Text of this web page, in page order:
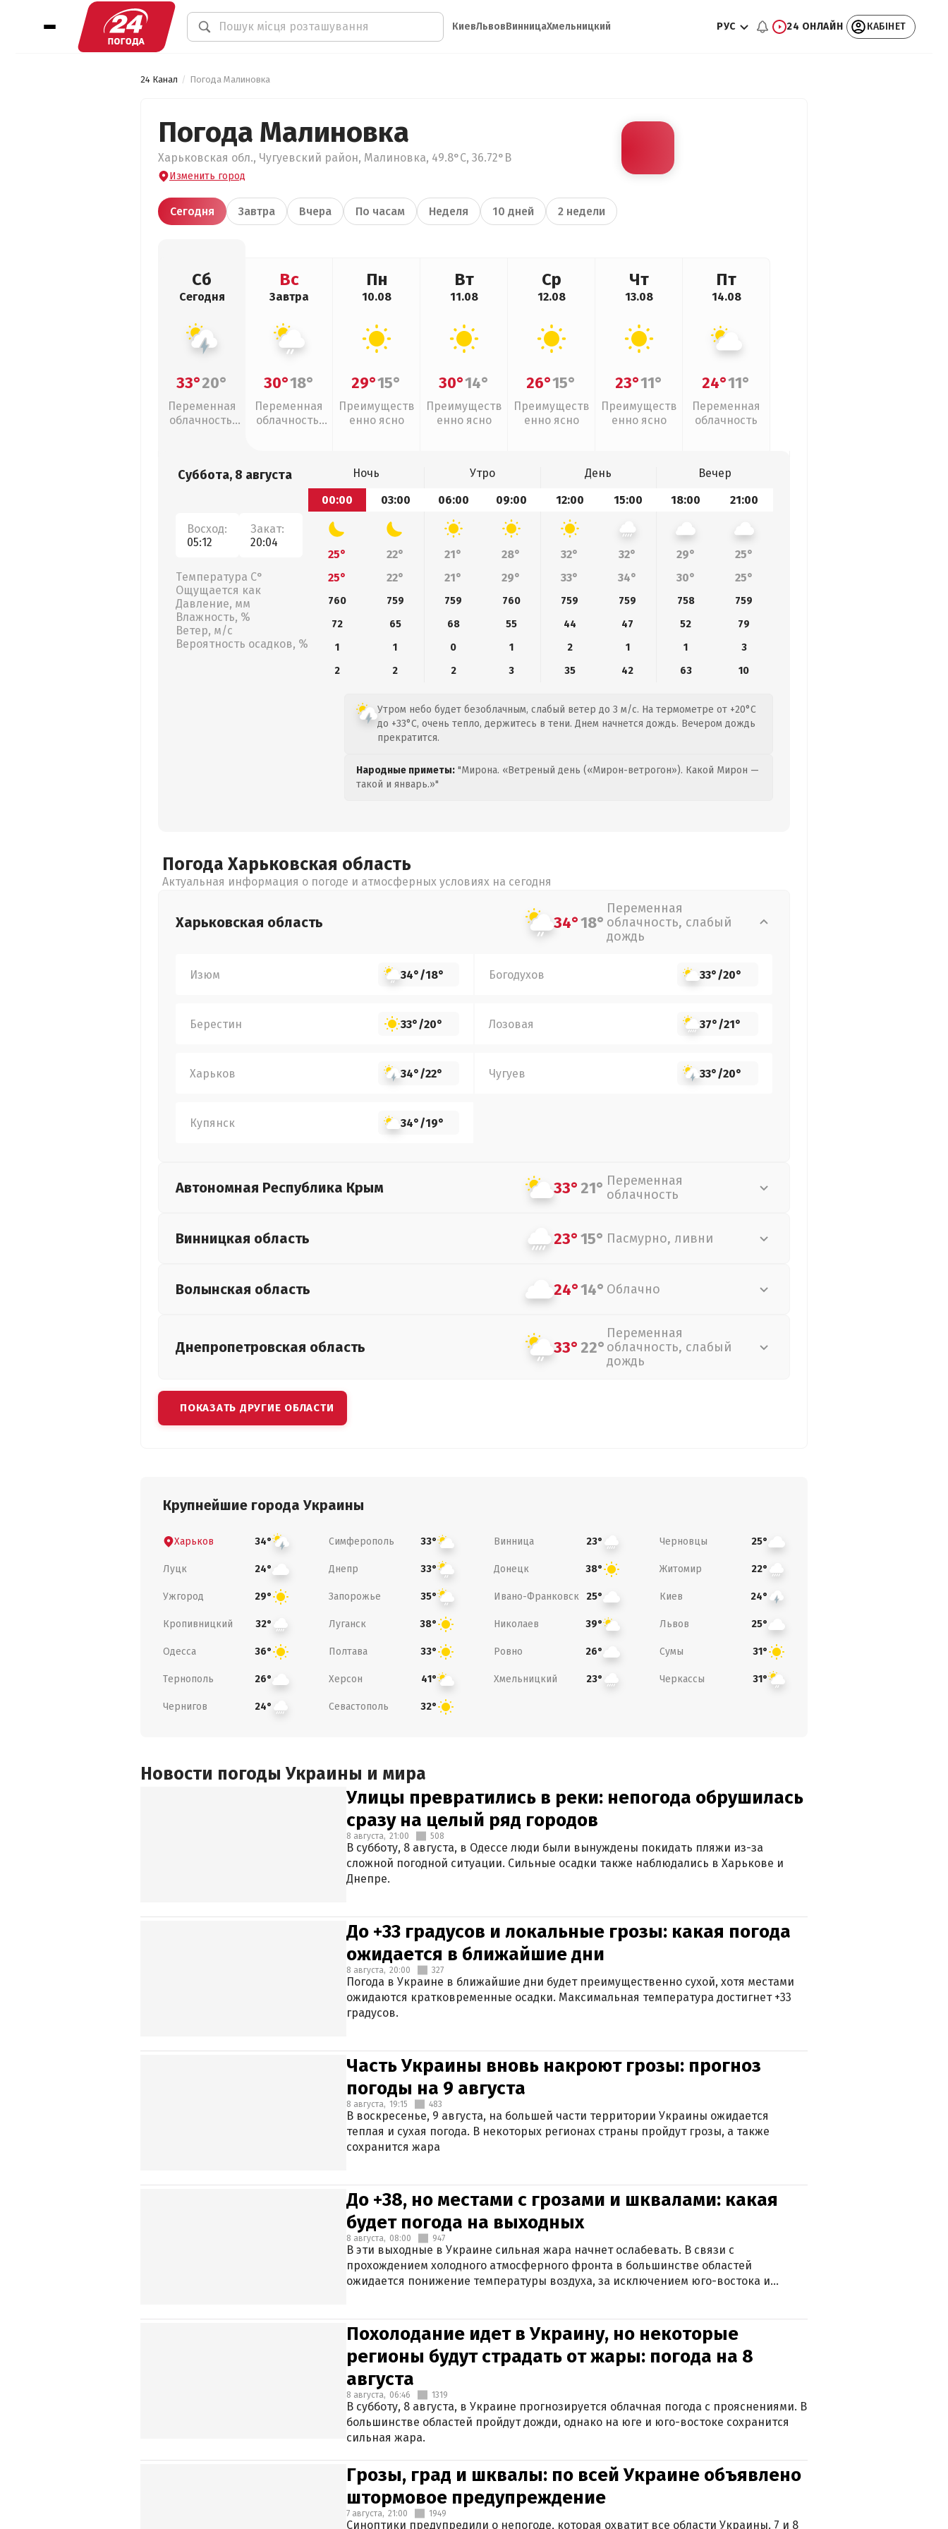
КиевЛьвовВинницаХмельницкий РУС 24 ОНЛАЙН КАБІНЕТ
24 Канал Погода Малиновка
Погода Малиновка
Харьковская обл., Чугуевский район, Малиновка, 49.8°С, 36.72°В
Изменить город
Сегодня Завтра Вчера По часам Неделя 10 дней 2 недели
Сб
Сегодня
33°20°
Переменная
облачность,
Вс
Завтра
30°18°
Переменная
облачность,
Пн
10.08
29°15°
Преимуществ
енно ясно
Вт
11.08
30°14°
Преимуществ
енно ясно
Ср
12.08
26°15°
Преимуществ
енно ясно
Чт
13.08
23°11°
Преимуществ
енно ясно
Пт
14.08
24°11°
Переменная
облачность
Суббота, 8 августа
Восход:
05:12
Закат:
20:04
Температура С°
Ощущается как
Давление, мм
Влажность, %
Ветер, м/с
Вероятность осадков, %
Ночь Утро День
Вечер
00:00
03:00 06:00 09:00 12:00 15:00 18:00 21:00
25° 22° 21° 28° 32° 32° 29°
25°
25°
22° 21° 29° 33° 34° 30° 25°
760 759 759 760 759 759 758
759
72
65 68 55 44 47 52
79
1
1 0 1 2 1 1
3
2
2 2 3 35 42 63 10
Утром небо будет безоблачным, слабый ветер до 3 м/с. На термометре от +20°C
до +33°C, очень тепло, держитесь в тени. Днем начнется дождь. Вечером дождь
прекратится.
Народные приметы: "Мирона. «Ветреный день («Мирон-ветрогон»). Какой Мирон —
такой и январь.»"
Погода Харьковская область
Актуальная информация о погоде и атмосферных условиях на сегодня
Харьковская область 34°18°
Переменная
облачность, слабый
дождь
Изюм 34°/18° Богодухов 33°/20°
Берестин 33°/20° Лозовая 37°/21°
Харьков 34°/22° Чугуев 33°/20°
Купянск 34°/19°
Автономная Республика Крым 33°21° Переменная
облачность
Винницкая область 23°15° Пасмурно, ливни
Волынская область 24°14° Облачно
Днепропетровская область 33°22°
Переменная
облачность, слабый
дождь
ПОКАЗАТЬ ДРУГИЕ ОБЛАСТИ
Крупнейшие города Украины
Харьков 34° Симферополь 33° Винница 23° Черновцы 25°
Луцк 24° Днепр 33° Донецк 38° Житомир 22°
Ужгород 29° Запорожье 35° Ивано-Франковск 25° Киев 24°
Кропивницкий 32° Луганск 38° Николаев 39° Львов 25°
Одесса 36° Полтава 33° Ровно 26° Сумы 31°
Тернополь 26° Херсон 41° Хмельницкий 23° Черкассы 31°
Чернигов 24° Севастополь 32°
Новости погоды Украины и мира
Улицы превратились в реки: непогода обрушилась
сразу на целый ряд городов
8 августа, 21:00 508
В субботу, 8 августа, в Одессе люди были вынуждены покидать пляжи из-за
сложной погодной ситуации. Сильные осадки также наблюдались в Харькове и
Днепре.
До +33 градусов и локальные грозы: какая погода
ожидается в ближайшие дни
8 августа, 20:00 327
Погода в Украине в ближайшие дни будет преимущественно сухой, хотя местами
ожидаются кратковременные осадки. Максимальная температура достигнет +33
градусов.
Часть Украины вновь накроют грозы: прогноз
погоды на 9 августа
8 августа, 19:15 483
В воскресенье, 9 августа, на большей части территории Украины ожидается
теплая и сухая погода. В некоторых регионах страны пройдут грозы, а также
сохранится жара
До +38, но местами с грозами и шквалами: какая
будет погода на выходных
8 августа, 08:00 947
В эти выходные в Украине сильная жара начнет ослабевать. В связи с
прохождением холодного атмосферного фронта в большинстве областей
ожидается понижение температуры воздуха, за исключением юго-востока и
Похолодание идет в Украину, но некоторые
регионы будут страдать от жары: погода на 8
августа
8 августа, 06:46 1319
В субботу, 8 августа, в Украине прогнозируется облачная погода с прояснениями. В
большинстве областей пройдут дожди, однако на юге и юго-востоке сохранится
сильная жара.
Грозы, град и шквалы: по всей Украине объявлено
штормовое предупреждение
7 августа, 21:00 1949
Синоптики предупредили о непогоде, которая охватит все области Украины. 7 и 8